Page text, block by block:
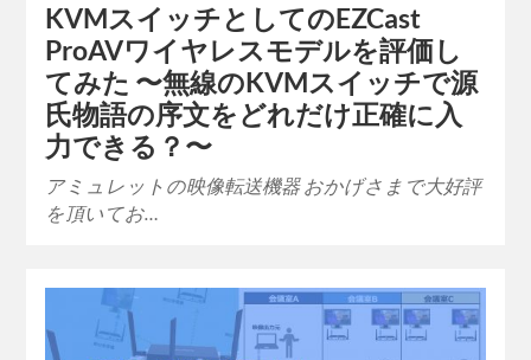
KVMスイッチとしてのEZCast
ProAVワイヤレスモデルを評価し
てみた 〜無線のKVMスイッチで源
氏物語の序文をどれだけ正確に入
力できる？〜
アミュレットの映像転送機器 おかげさまで大好評
を頂いてお…